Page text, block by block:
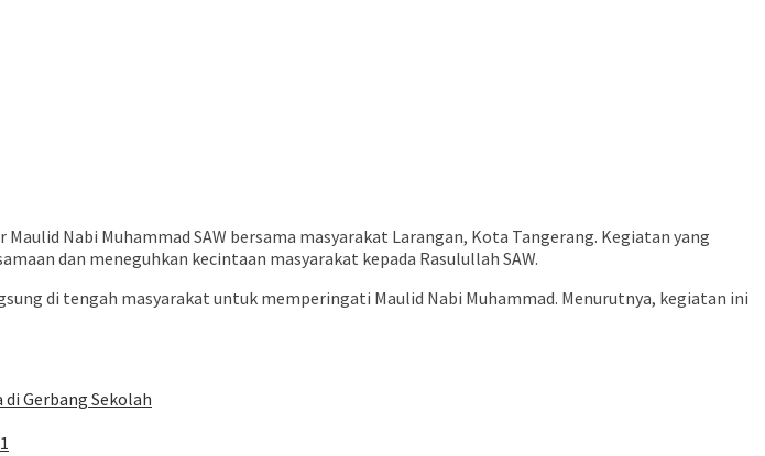
Nabi Muhammad SAW bersama masyarakat Larangan, Kota Tangerang. Kegiatan yang
dan meneguhkan kecintaan masyarakat kepada Rasulullah SAW.
di tengah masyarakat untuk memperingati Maulid Nabi Muhammad. Menurutnya, kegiatan ini
Gerbang Sekolah